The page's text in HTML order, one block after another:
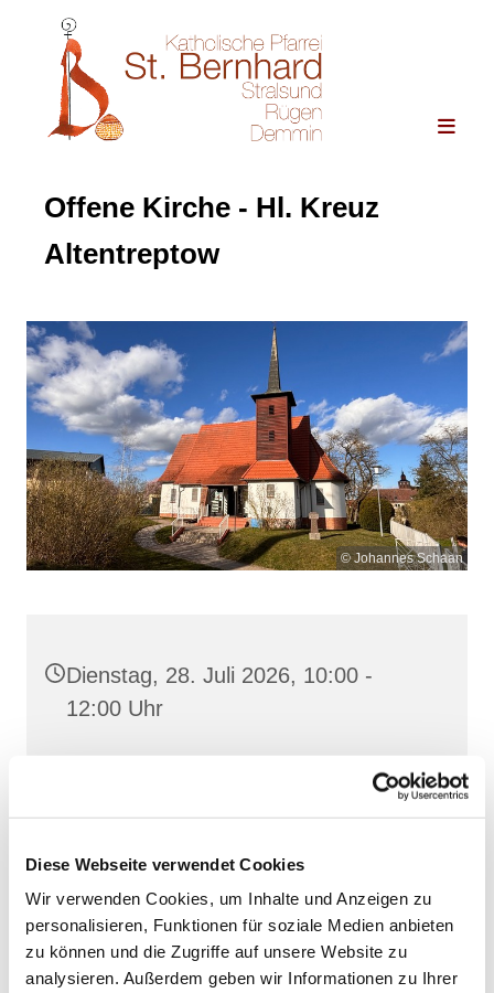
Diese Webseite verwendet Cookies
Wir verwenden Cookies, um Inhalte und Anzeigen zu
personalisieren, Funktionen für soziale Medien anbieten
zu können und die Zugriffe auf unsere Website zu
analysieren. Außerdem geben wir Informationen zu Ihrer
Offene Kirche - Hl. Kreuz
Altentreptow
© Johannes Schaan
Dienstag, 28. Juli 2026, 10:00 -
12:00 Uhr
Klüschenberg, Katholischer Berg,